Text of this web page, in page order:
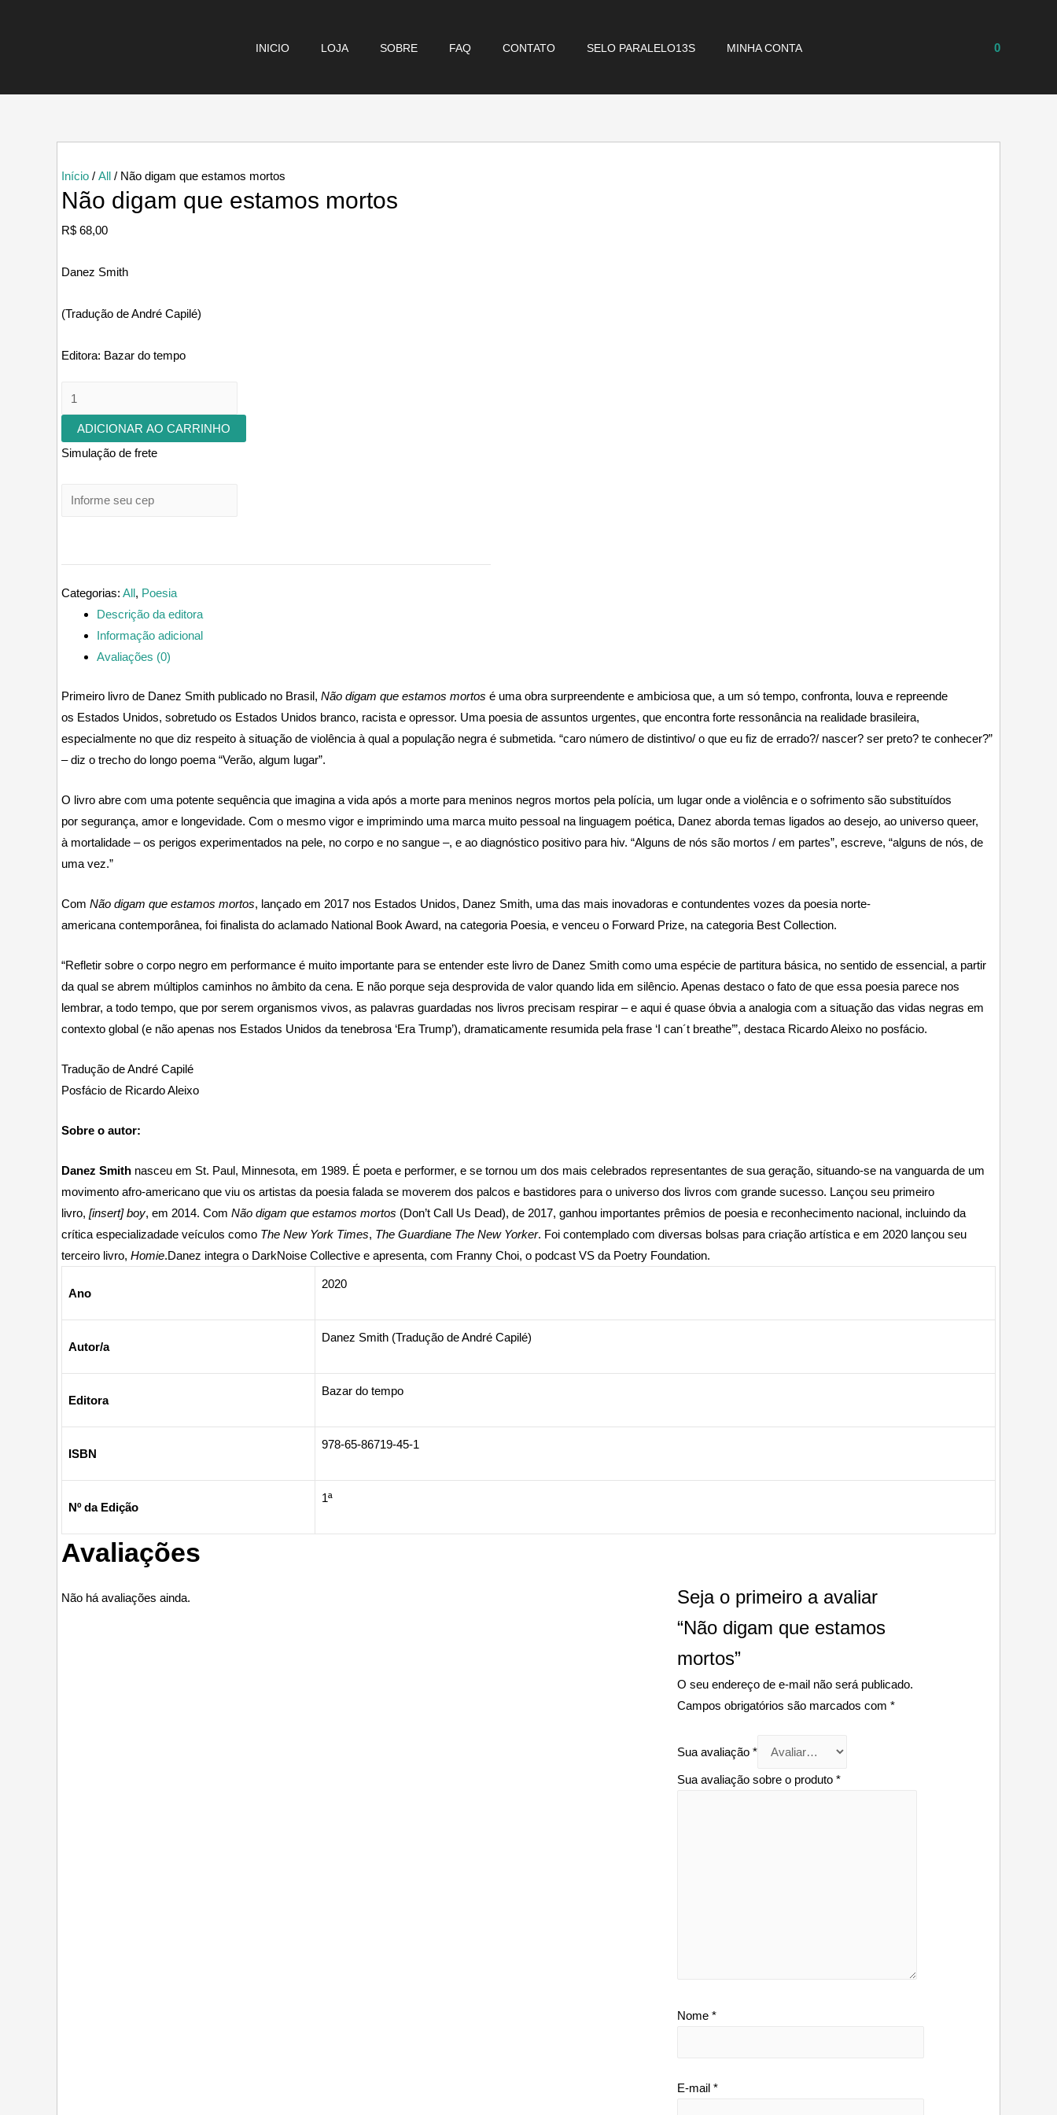
INICIO LOJA SOBRE FAQ CONTATO SELO PARALELO13S MINHA CONTA 0
Início / All / Não digam que estamos mortos
Não digam que estamos mortos
R$ 68,00
Danez Smith
(Tradução de André Capilé)
Editora: Bazar do tempo
Não
digam
que
estamos
quantidade
ADICIONAR AO CARRINHO
Simulação de frete
Categorias: All, Poesia
Descrição da editora
Informação adicional
Avaliações (0)
Primeiro livro de Danez Smith publicado no Brasil, Não digam que estamos mortos é uma obra surpreendente e ambiciosa que, a um só tempo, confronta, louva e repreende
os Estados Unidos, sobretudo os Estados Unidos branco, racista e opressor. Uma poesia de assuntos urgentes, que encontra forte ressonância na realidade brasileira,
especialmente no que diz respeito à situação de violência à qual a população negra é submetida. “caro número de distintivo/ o que eu fiz de errado?/ nascer? ser preto? te conhecer?”
– diz o trecho do longo poema “Verão, algum lugar”.
O livro abre com uma potente sequência que imagina a vida após a morte para meninos negros mortos pela polícia, um lugar onde a violência e o sofrimento são substituídos
por segurança, amor e longevidade. Com o mesmo vigor e imprimindo uma marca muito pessoal na linguagem poética, Danez aborda temas ligados ao desejo, ao universo queer,
à mortalidade – os perigos experimentados na pele, no corpo e no sangue –, e ao diagnóstico positivo para hiv. “Alguns de nós são mortos / em partes”, escreve, “alguns de nós, de
uma vez.”
Com Não digam que estamos mortos, lançado em 2017 nos Estados Unidos, Danez Smith, uma das mais inovadoras e contundentes vozes da poesia norte-
americana contemporânea, foi finalista do aclamado National Book Award, na categoria Poesia, e venceu o Forward Prize, na categoria Best Collection.
“Refletir sobre o corpo negro em performance é muito importante para se entender este livro de Danez Smith como uma espécie de partitura básica, no sentido de essencial, a partir
da qual se abrem múltiplos caminhos no âmbito da cena. E não porque seja desprovida de valor quando lida em silêncio. Apenas destaco o fato de que essa poesia parece nos
lembrar, a todo tempo, que por serem organismos vivos, as palavras guardadas nos livros precisam respirar – e aqui é quase óbvia a analogia com a situação das vidas negras em
contexto global (e não apenas nos Estados Unidos da tenebrosa ‘Era Trump’), dramaticamente resumida pela frase ‘I can´t breathe’”, destaca Ricardo Aleixo no posfácio.
Tradução de André Capilé
Posfácio de Ricardo Aleixo
Sobre o autor:
Danez Smith nasceu em St. Paul, Minnesota, em 1989. É poeta e performer, e se tornou um dos mais celebrados representantes de sua geração, situando-se na vanguarda de um
movimento afro-americano que viu os artistas da poesia falada se moverem dos palcos e bastidores para o universo dos livros com grande sucesso. Lançou seu primeiro
livro, [insert] boy, em 2014. Com Não digam que estamos mortos (Don’t Call Us Dead), de 2017, ganhou importantes prêmios de poesia e reconhecimento nacional, incluindo da
crítica especializadade veículos como The New York Times, The Guardiane The New Yorker. Foi contemplado com diversas bolsas para criação artística e em 2020 lançou seu
terceiro livro, Homie.Danez integra o DarkNoise Collective e apresenta, com Franny Choi, o podcast VS da Poetry Foundation.
Ano
2020
Autor/a
Danez Smith (Tradução de André Capilé)
Editora
Bazar do tempo
ISBN
978-65-86719-45-1
Nº da Edição
1ª
Avaliações
Não há avaliações ainda.
Seja o primeiro a avaliar
“Não digam que estamos
mortos”
O seu endereço de e-mail não será publicado.
Campos obrigatórios são marcados com*
Sua avaliação*
Sua avaliação sobre o produto*
Nome*
E-mail*